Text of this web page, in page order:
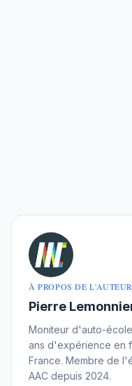
À PROPOS DE L'AUTEUR
Pierre
Moniteur d'auto-école
ans d'expérience en
France. Membre de
AAC depuis 2024.